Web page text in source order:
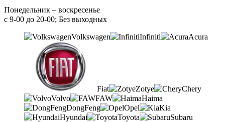
Понедельник – воскресенье
с 9-00 до 20-00; Без выходных
Volkswagen Infiniti Acura
Fiat Zotye
Chery
Volvo
FAW
Haima
DongFeng
Opel
Kia
Hyundai
Toyota Subaru